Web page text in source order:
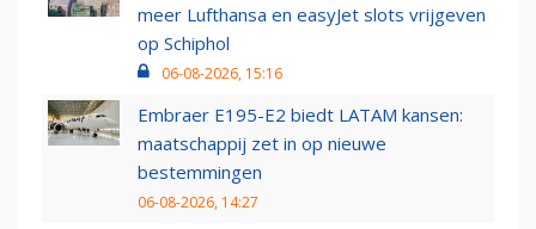
meer Lufthansa en easyJet slots vrijgeven
op Schiphol
06-08-2026, 15:16
Embraer E195-E2 biedt LATAM kansen:
maatschappij zet in op nieuwe
bestemmingen
06-08-2026, 14:27